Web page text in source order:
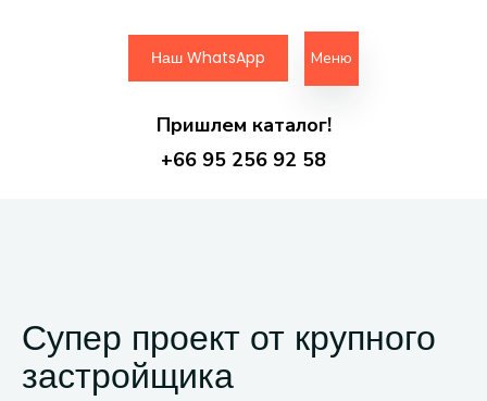
Наш WhatsApp Меню
Пришлем каталог!
+66 95 256 92 58
Супер проект от крупного
застройщика